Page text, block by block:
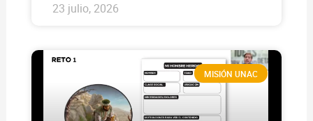
23 julio, 2026
MISIÓN UNAC